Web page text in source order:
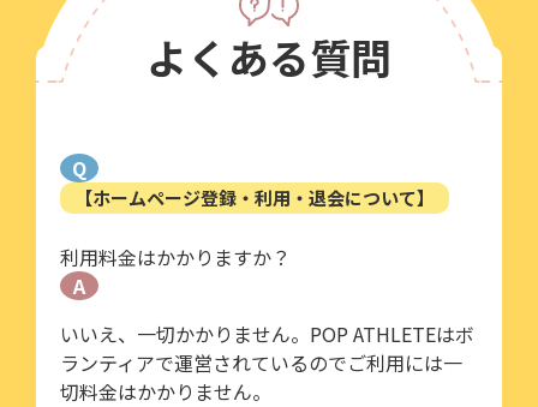
よくある質問
Q
【ホームページ登録・利用・退会について】
利用料金はかかりますか？
A
いいえ、一切かかりません。POP ATHLETEはボ
ランティアで運営されているのでご利用には一
切料金はかかりません。